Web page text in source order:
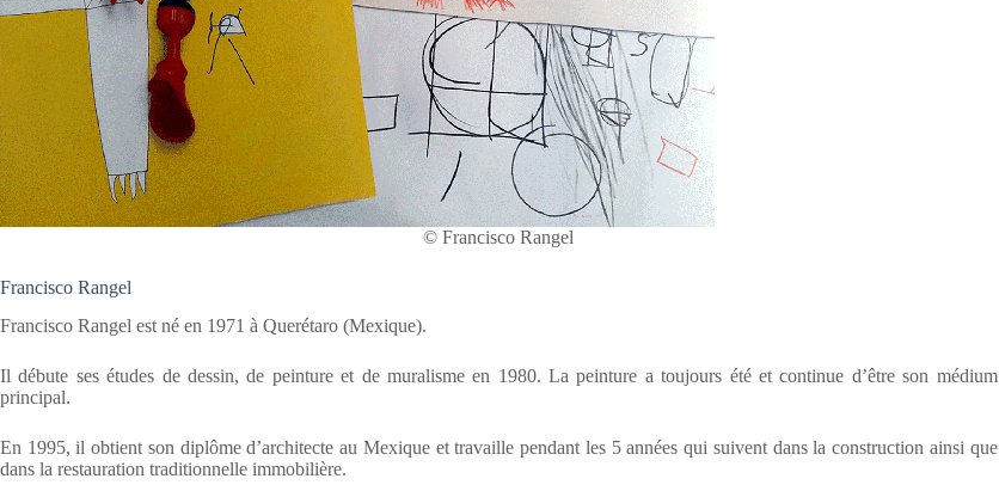
© Francisco Rangel
Francisco Rangel
Francisco Rangel est né en 1971 à Querétaro (Mexique).
Il débute ses études de dessin, de peinture et de muralisme en 1980. La peinture a toujours été et continue d’être son médium
principal.
En 1995, il obtient son diplôme d’architecte au Mexique et travaille pendant les 5 années qui suivent dans la construction ainsi que
dans la restauration traditionnelle immobilière.